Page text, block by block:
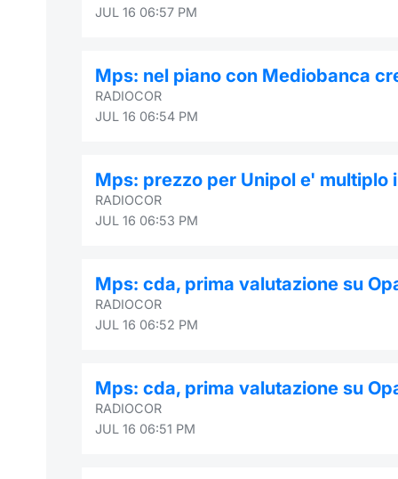
JUL 16 06:57 PM
Mps: nel piano con Mediobanca
RADIOCOR
JUL 16 06:54 PM
Mps: prezzo per Unipol e' multiplo
RADIOCOR
JUL 16 06:53 PM
Mps: cda, prima valutazione su
RADIOCOR
JUL 16 06:52 PM
Mps: cda, prima valutazione su
RADIOCOR
JUL 16 06:51 PM